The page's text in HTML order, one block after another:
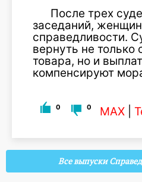
После трех
заседаний,
справедливости.
вернуть не только
товара, но и
компенсируют
0 0 MAX
Все выпуски